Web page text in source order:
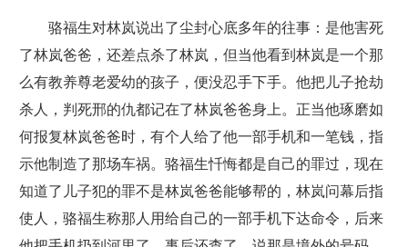
骆福生对林岚说出了尘封心底多年的往事：是他害死
了林岚爸爸，还差点杀了林岚，但当他看到林岚是一个那
么有教养尊老爱幼的孩子，便没忍手下手。他把儿子抢劫
杀人，判死邢的仇都记在了林岚爸爸身上。正当他琢磨如
何报复林岚爸爸时，有个人给了他一部手机和一笔钱，指
示他制造了那场车祸。骆福生忏悔都是自己的罪过，现在
知道了儿子犯的罪不是林岚爸爸能够帮的，林岚问幕后指
使人，骆福生称那人用给自己的一部手机下达命令，后来